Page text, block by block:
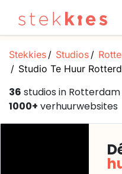
Stekkies Studios
Studio Te Huur
36 studios in
1000+ verhuurwebsites